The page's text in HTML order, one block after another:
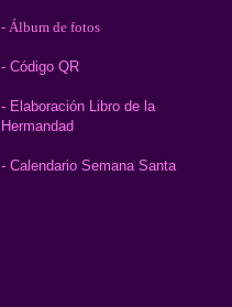
- Álbum de fotos
- Código QR
- Elaboración Libro de la
Hermandad
- Calendario Semana Santa